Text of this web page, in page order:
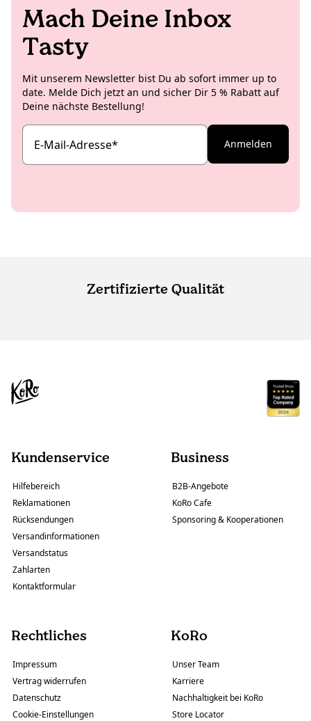
Mach Deine Inbox
Tasty
Mit unserem Newsletter bist Du ab sofort immer up to
date. Melde Dich jetzt an und sicher Dir 5 % Rabatt auf
Deine nächste Bestellung!
E-Mail-Adresse* Anmelden
Zertifizierte Qualität
Kundenservice
Hilfebereich
Reklamationen
Rücksendungen
Versandinformationen
Versandstatus
Zahlarten
Kontaktformular
Business
B2B-Angebote
KoRo Cafe
Sponsoring & Kooperationen
Rechtliches
Impressum
Vertrag widerrufen
Datenschutz
Cookie-Einstellungen
KoRo
Unser Team
Karriere
Nachhaltigkeit bei KoRo
Store Locator